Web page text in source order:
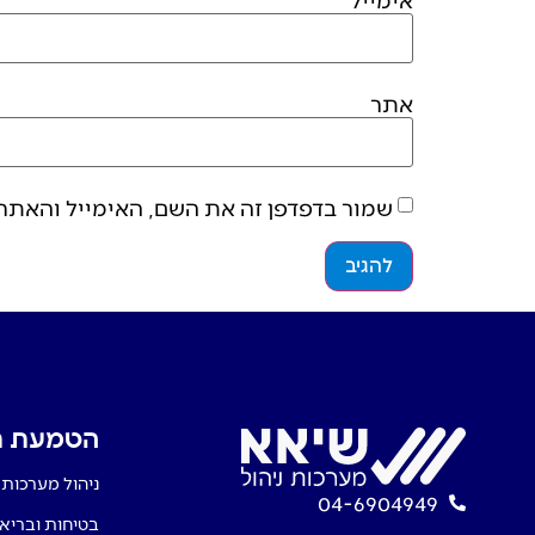
אתר
שמור בדפדפן זה את השם, האימייל
04-6904949
הטמעת
ניהול
בטיחות